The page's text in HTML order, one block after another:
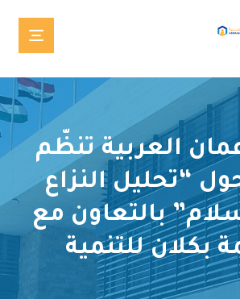
العربية تنظّم
“تحليل النزاع
بالتعاون مع
بكلان للتنمية